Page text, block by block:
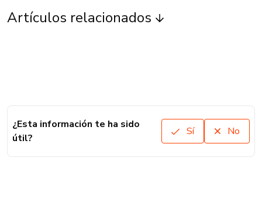
Artículos relacionados
¿Esta información te ha sido
útil?
Sí No